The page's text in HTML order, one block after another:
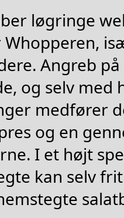
løgringe
Angreb
og selv med
medfører
og en
I et højt
kan selv